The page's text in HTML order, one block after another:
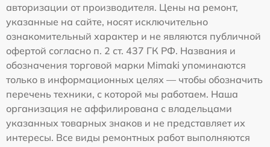
авторизации от производителя. Цены на ремонт,
указанные на сайте, носят исключительно
ознакомительный характер и не являются публичной
офертой согласно п. 2 ст. 437 ГК РФ. Названия и
обозначения торговой марки Mimaki упоминаются
только в информационных целях — чтобы обозначить
перечень техники, с которой мы работаем. Наша
организация не аффилирована с владельцами
указанных товарных знаков и не представляет их
интересы. Все виды ремонтных работ выполняются